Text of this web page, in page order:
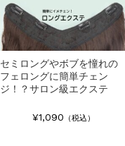
セミロングやボブを憧れの
フェロングに簡単チェン
ジ！？サロン級エクステ
¥1,090 （税込）